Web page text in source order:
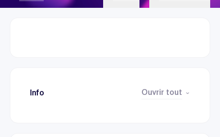
Info Ouvrir tout